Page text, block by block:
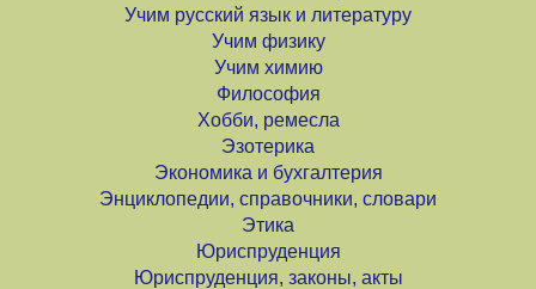
Учим русский язык и литературу
Учим физику
Учим химию
Философия
Хобби, ремесла
Эзотерика
Экономика и бухгалтерия
Энциклопедии, справочники, словари
Этика
Юриспруденция
Юриспруденция, законы, акты